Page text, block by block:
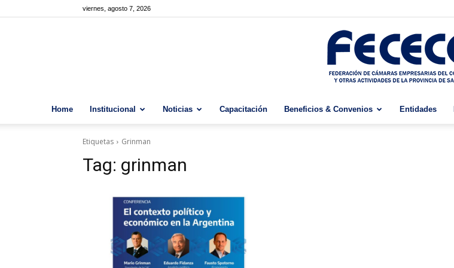
viernes, agosto 7, 2026
Home Institucional Noticias Capacitación Beneficios & Convenios Entidades
Etiquetas Grinman
Tag: grinman